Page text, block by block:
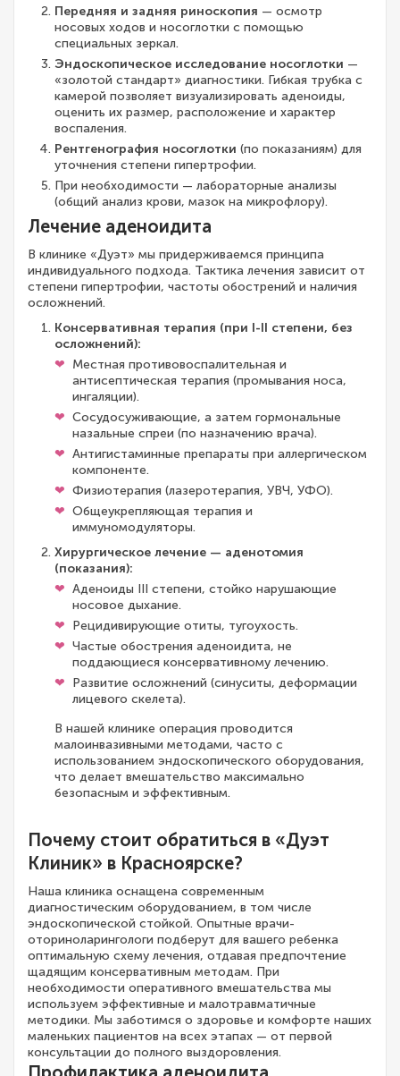
Передняя и задняя риноскопия — осмотр
носовых ходов и носоглотки с помощью
специальных зеркал.
Эндоскопическое исследование носоглотки —
«золотой стандарт» диагностики. Гибкая трубка с
камерой позволяет визуализировать аденоиды,
оценить их размер, расположение и характер
воспаления.
Рентгенография носоглотки (по показаниям) для
уточнения степени гипертрофии.
При необходимости — лабораторные анализы
(общий анализ крови, мазок на микрофлору).
Лечение аденоидита
В клинике «Дуэт» мы придерживаемся принципа
индивидуального подхода. Тактика лечения зависит от
степени гипертрофии, частоты обострений и наличия
осложнений.
Консервативная терапия (при I-II степени, без
осложнений):
Местная противовоспалительная и
антисептическая терапия (промывания носа,
ингаляции).
Сосудосуживающие, а затем гормональные
назальные спреи (по назначению врача).
Антигистаминные препараты при аллергическом
компоненте.
Физиотерапия (лазеротерапия, УВЧ, УФО).
Общеукрепляющая терапия и
иммуномодуляторы.
Хирургическое лечение — аденотомия
(показания):
Аденоиды III степени, стойко нарушающие
носовое дыхание.
Рецидивирующие отиты, тугоухость.
Частые обострения аденоидита, не
поддающиеся консервативному лечению.
Развитие осложнений (синуситы, деформации
лицевого скелета).
В нашей клинике операция проводится
малоинвазивными методами, часто с
использованием эндоскопического оборудования,
что делает вмешательство максимально
безопасным и эффективным.
Почему стоит обратиться в «Дуэт
Клиник» в Красноярске?
Наша клиника оснащена современным
диагностическим оборудованием, в том числе
эндоскопической стойкой. Опытные врачи-
оториноларингологи подберут для вашего ребенка
оптимальную схему лечения, отдавая предпочтение
щадящим консервативным методам. При
необходимости оперативного вмешательства мы
используем эффективные и малотравматичные
методики. Мы заботимся о здоровье и комфорте наших
маленьких пациентов на всех этапах — от первой
консультации до полного выздоровления.